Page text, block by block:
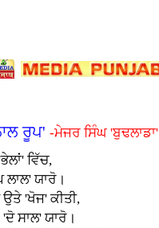
ਰੂਪ' -ਮੇਜਰ ਸਿੰਘ 'ਬੁਢਲਾਡਾ'
ਵਿੱਚ,
ਯਾਰੋ।
ਉਤੇ 'ਖੋਜ' ਕੀਤੀ,
ਸਾਲ' ਯਾਰੋ।